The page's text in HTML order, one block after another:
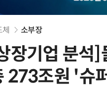
소부장
장기업 분석]
273조원 '슈